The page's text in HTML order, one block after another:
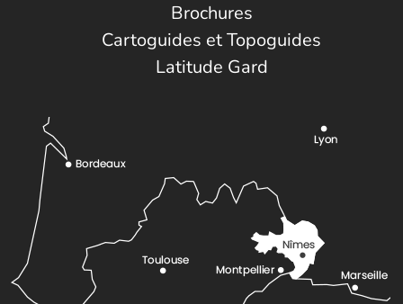
Brochures
Cartoguides et Topoguides
Latitude Gard